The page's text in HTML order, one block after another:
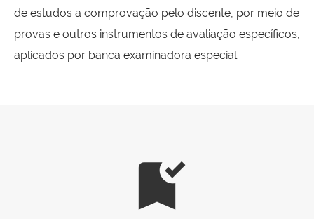
de estudos a comprovação pelo discente, por meio de
provas e outros instrumentos de avaliação específicos,
aplicados por banca examinadora especial.
bookmark_added